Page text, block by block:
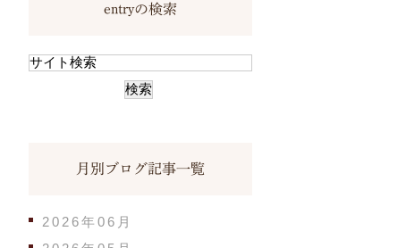
entryの検索
月別ブログ記事一覧
2026年06月